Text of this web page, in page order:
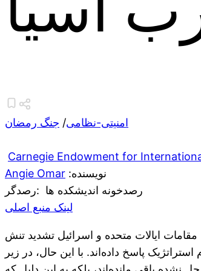
امنیتی-نظامی/ جنگ رمضان
Carnegie Endowment for
Angie Omar :نویسنده
رصدخونه اندیشکده ها :رصدگر
لینک منبع اصلی
مقامات ایالات متحده و اسرائیل تشدید تنش
پاسخ داده‌اند. با این حال، در زیر